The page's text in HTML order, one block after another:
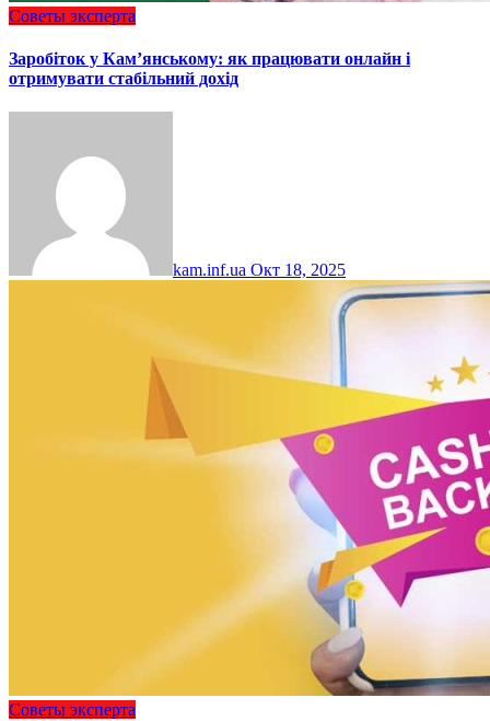
Советы эксперта
Заробіток у Кам’янському: як працювати онлайн і
отримувати стабільний дохід
kam.inf.ua Окт 18, 2025
Советы эксперта